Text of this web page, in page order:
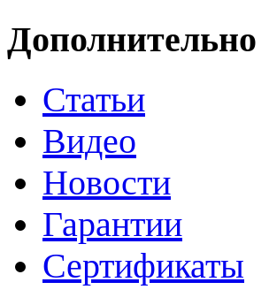
Дополнительно
Статьи
Видео
Новости
Гарантии
Сертификаты